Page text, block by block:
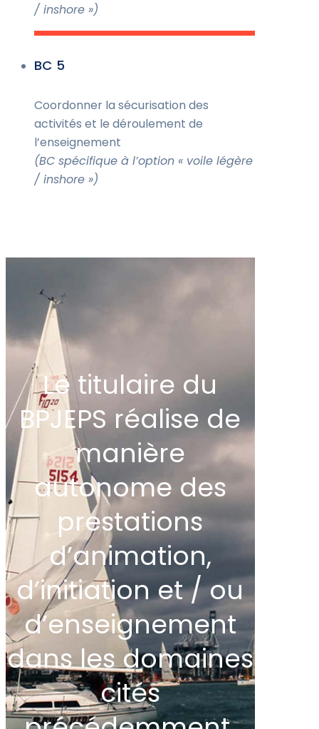
/ inshore »)
BC 5
Coordonner la sécurisation des
activités et le déroulement de
l’enseignement
(BC spécifique à l’option « voile légère
/ inshore »)
Le titulaire du
BPJEPS réalise de
manière
autonome des
prestations
d’animation,
d’initiation et / ou
d’enseignement
dans les domaines
cités